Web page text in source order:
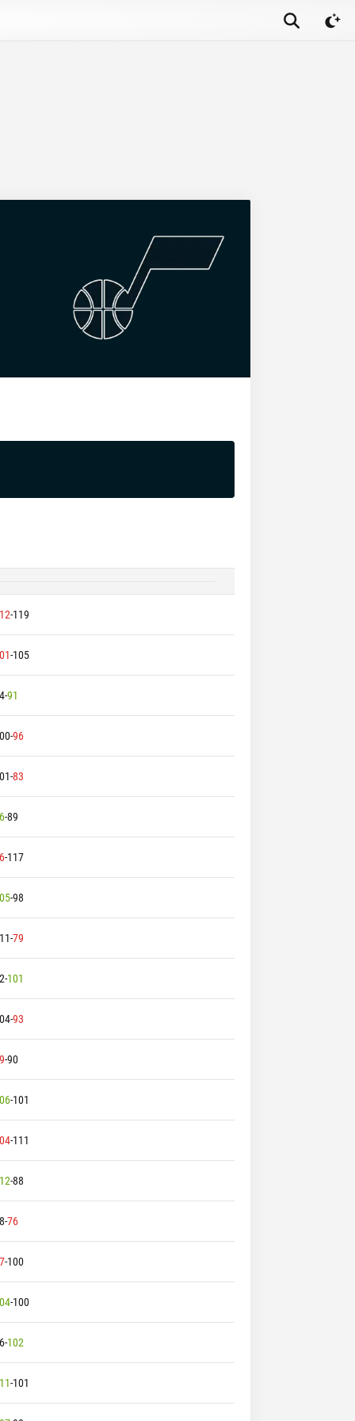
-119
-105
-91
-96
-83
-89
-117
-98
-79
-101
-93
-90
-101
-111
-88
-76
-100
-100
-102
-101